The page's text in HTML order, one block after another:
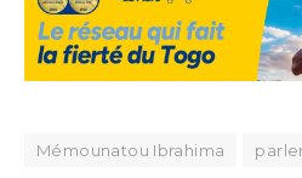
Mémounatou Ibrahima